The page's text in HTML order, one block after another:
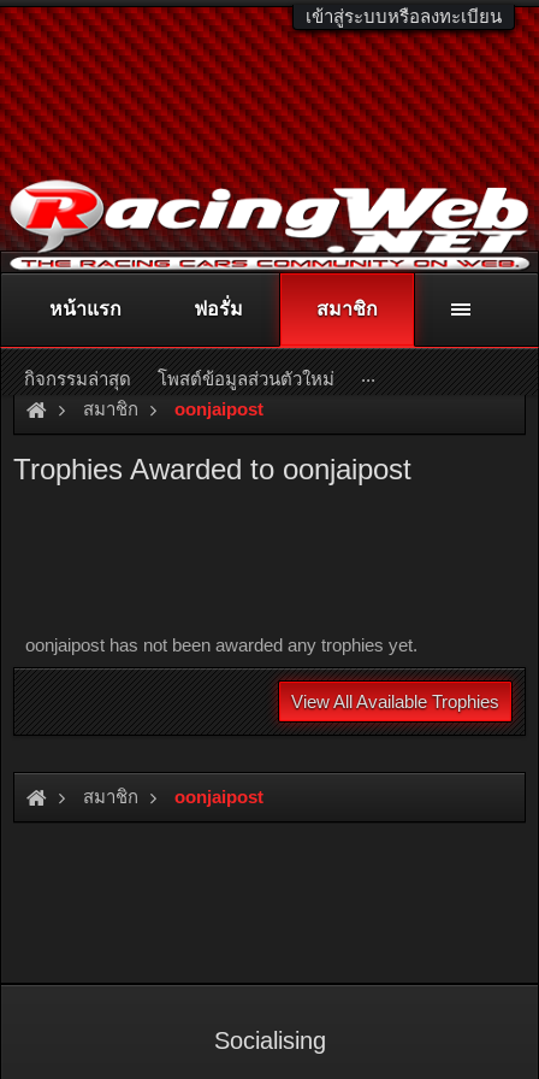
เข้าสู่ระบบหรือลงทะเบียน
ติดต่อลงโฆษณา racingweb@gmail.comหรือโทร. 081-811-1138
หรืออ่านรายละเอียดเพิ่มเติม คลิกที่นี่
สมาชิก oonjaipost
Trophies Awarded to oonjaipost
oonjaipost has not been awarded any trophies yet.
View All Available Trophies
สมาชิก oonjaipost
หน้าแรก ฟอรั่ม สมาชิก
กิจกรรมล่าสุด โพสต์ข้อมูลส่วนตัวใหม่ ...
Socialising